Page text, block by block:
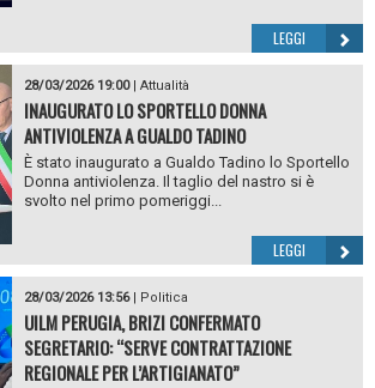
LEGGI
28/03/2026 19:00| Attualità
INAUGURATO LO SPORTELLO DONNA
ANTIVIOLENZA A GUALDO TADINO
È stato inaugurato a Gualdo Tadino lo Sportello
Donna antiviolenza. Il taglio del nastro si è
svolto nel primo pomeriggi...
LEGGI
28/03/2026 13:56| Politica
UILM PERUGIA, BRIZI CONFERMATO
SEGRETARIO: “SERVE CONTRATTAZIONE
REGIONALE PER L’ARTIGIANATO”